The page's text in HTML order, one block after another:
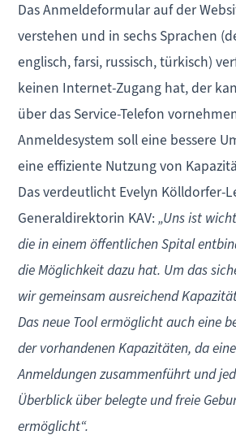
Das Anmeldeformular auf der
verstehen und in sechs Sprachen
englisch, farsi, russisch, türkisch)
keinen Internet-Zugang hat, der
über das Service-Telefon
Anmeldesystem soll eine bessere
eine effiziente Nutzung von
Das verdeutlicht Evelyn Kölldorfer-
Generaldirektorin KAV:„Uns ist
die in einem öffentlichen Spital
die Möglichkeit dazu hat. Um das
wir gemeinsam ausreichend
Das neue Tool ermöglicht auch eine
der vorhandenen Kapazitäten, da
Anmeldungen zusammenführt und
Überblick über belegte und freie
ermöglicht“.